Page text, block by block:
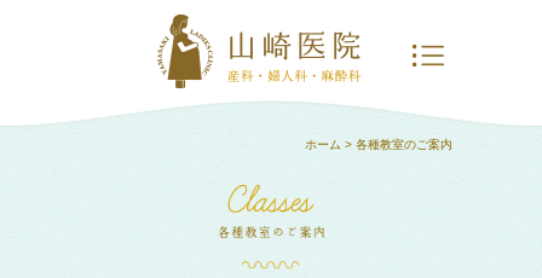
ホーム > 各種教室のご案内